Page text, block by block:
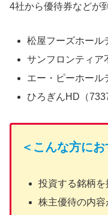
4社から優待券などが
松屋フーズホール
サンフロンティア
エー・ピーホール
ひろぎんHD（
＜こんな方にお
投資する銘柄を
株主優待の内容